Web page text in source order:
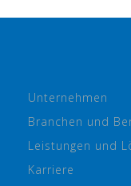
Unternehmen
Branchen und
Leistungen und
Karriere